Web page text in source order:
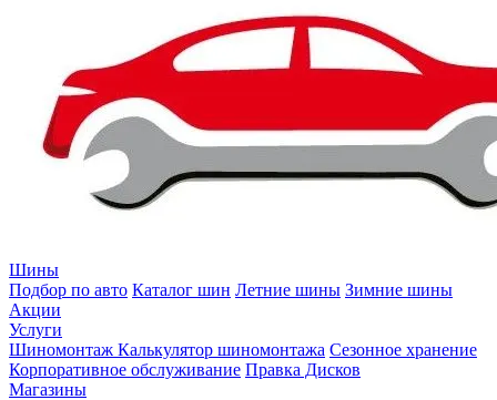
Шины
Подбор по авто Каталог шин Летние шины Зимние шины
Акции
Услуги
Шиномонтаж Калькулятор шиномонтажа Сезонное хранение
Корпоративное обслуживание Правка Дисков
Магазины